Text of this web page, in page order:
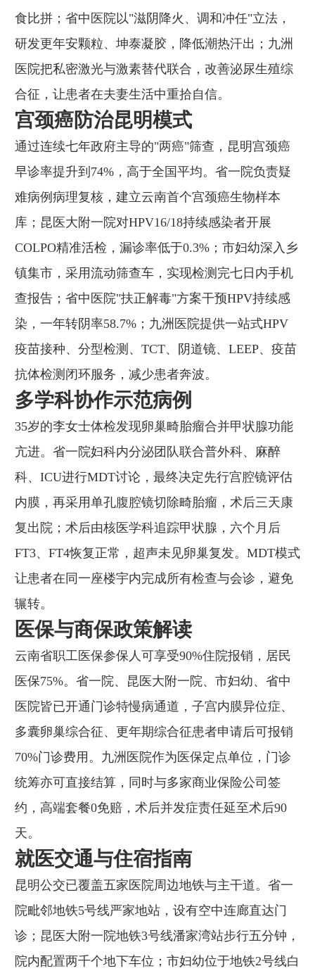
食比拼；省中医院以"滋阴降火、调和冲任"立法，
研发更年安颗粒、坤泰凝胶，降低潮热汗出；九洲
医院把私密激光与激素替代联合，改善泌尿生殖综
合征，让患者在夫妻生活中重拾自信。
宫颈癌防治昆明模式
通过连续七年政府主导的"两癌"筛查，昆明宫颈癌
早诊率提升到74%，高于全国平均。省一院负责疑
难病例病理复核，建立云南首个宫颈癌生物样本
库；昆医大附一院对HPV16/18持续感染者开展
COLPO精准活检，漏诊率低于0.3%；市妇幼深入乡
镇集市，采用流动筛查车，实现检测完七日内手机
查报告；省中医院"扶正解毒"方案干预HPV持续感
染，一年转阴率58.7%；九洲医院提供一站式HPV
疫苗接种、分型检测、TCT、阴道镜、LEEP、疫苗
抗体检测闭环服务，减少患者奔波。
多学科协作示范病例
35岁的李女士体检发现卵巢畸胎瘤合并甲状腺功能
亢进。省一院妇科内分泌团队联合普外科、麻醉
科、ICU进行MDT讨论，最终决定先行宫腔镜评估
内膜，再采用单孔腹腔镜切除畸胎瘤，术后三天康
复出院；术后由核医学科追踪甲状腺，六个月后
FT3、FT4恢复正常，超声未见卵巢复发。MDT模式
让患者在同一座楼宇内完成所有检查与会诊，避免
辗转。
医保与商保政策解读
云南省职工医保参保人可享受90%住院报销，居民
医保75%。省一院、昆医大附一院、市妇幼、省中
医院皆已开通门诊特慢病通道，子宫内膜异位症、
多囊卵巢综合征、更年期综合征患者申请后可报销
70%门诊费用。九洲医院作为医保定点单位，门诊
统筹亦可直接结算，同时与多家商业保险公司签
约，高端套餐0免赔，术后并发症责任延至术后90
天。
就医交通与住宿指南
昆明公交已覆盖五家医院周边地铁与主干道。省一
院毗邻地铁5号线严家地站，设有空中连廊直达门
诊；昆医大附一院地铁3号线潘家湾站步行五分钟，
院内配置两千个地下车位；市妇幼位于地铁2号线白